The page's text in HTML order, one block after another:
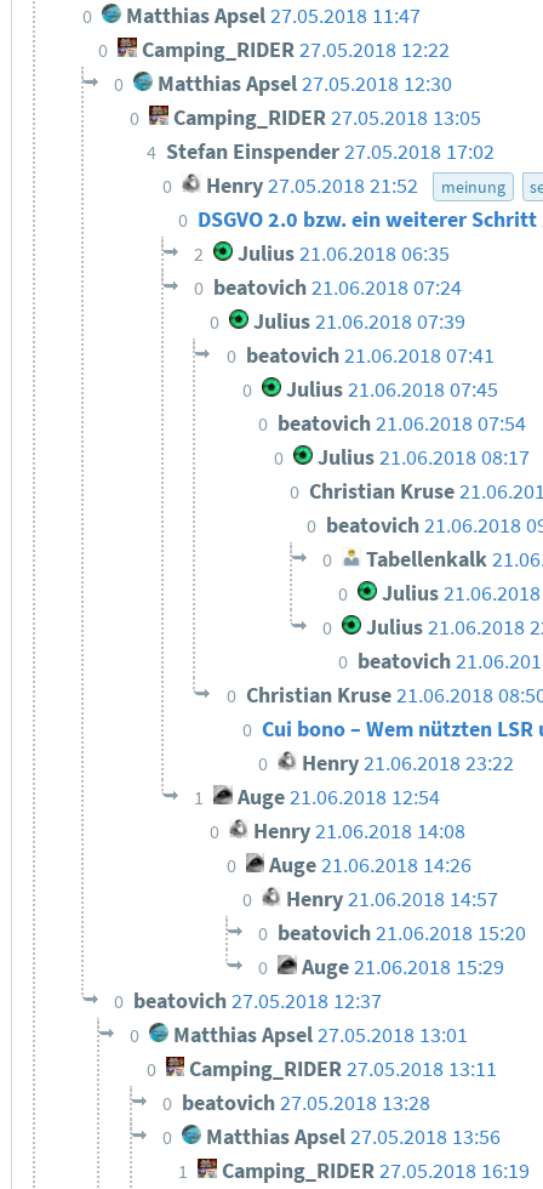
0 Matthias Apsel 27.05.2018 11:47
0 Camping_RIDER27.05.2018 12:22
0 Matthias Apsel27.05.2018 12:30
0 Camping_RIDER27.05.2018 13:05
4 Stefan Einspender27.05.2018 17:02
0 Henry 27.05.2018 21:52 meinung
0 DSGVO 2.0 bzw. ein weiterer
2 Julius21.06.2018 06:35
0 beatovich21.06.2018 07:24
0 Julius21.06.2018 07:39
0 beatovich21.06.2018 07:41
0 Julius 21.06.2018 07:45
0 beatovich21.06.2018 07:54
0 Julius21.06.2018 08:17
0 Christian Kruse
0 beatovich21.06.2018
0 Tabellenkalk
0 Julius
0 Julius 21.06.2018
0 beatovich
0 Christian Kruse21.06.2018
0 Cui bono – Wem nützten
0 Henry21.06.2018 23:22
1 Auge21.06.2018 12:54
0 Henry21.06.2018 14:08
0 Auge21.06.2018 14:26
0 Henry 21.06.2018 14:57
0 beatovich21.06.2018 15:20
0 Auge21.06.2018 15:29
0 beatovich27.05.2018 12:37
0 Matthias Apsel27.05.2018 13:01
0 Camping_RIDER27.05.2018 13:11
0 beatovich27.05.2018 13:28
0 Matthias Apsel 27.05.2018 13:56
1 Camping_RIDER27.05.2018 16:19